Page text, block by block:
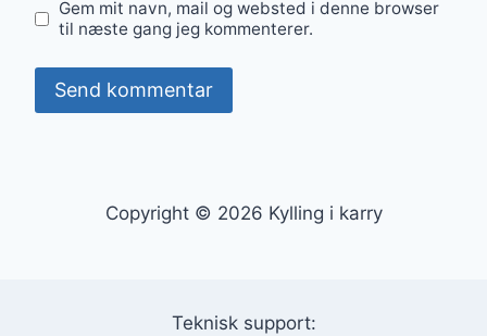
Gem mit navn, mail og websted i denne browser
til næste gang jeg kommenterer.
Copyright © 2026 Kylling i karry
Teknisk support: